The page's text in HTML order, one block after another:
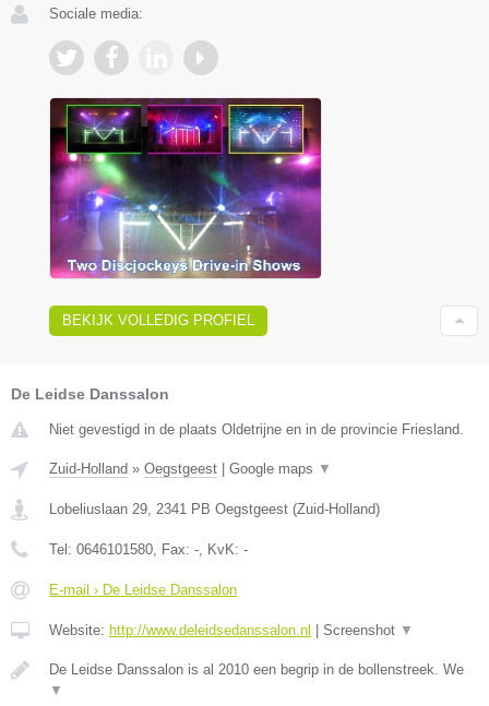
Sociale media:
BEKIJK VOLLEDIG PROFIEL
De Leidse Danssalon
Niet gevestigd in de plaats Oldetrijne en in de provincie Friesland.
Zuid-Holland » Oegstgeest Google maps ▼
Lobeliuslaan 29, 2341 PB Oegstgeest (Zuid-Holland)
Tel: 0646101580, Fax: -, KvK: -
E-mail › De Leidse Danssalon
Website: http://www.deleidsedanssalon.nl Screenshot ▼
De Leidse Danssalon is al 2010 een begrip in de bollenstreek. We
▼